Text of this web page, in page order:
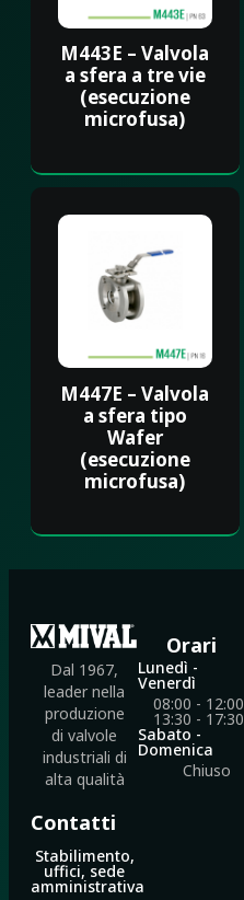
M443E – Valvola
a sfera a tre vie
(esecuzione
microfusa)
M447E – Valvola
a sfera tipo
Wafer
(esecuzione
microfusa)
Dal 1967,
leader nella
produzione
di valvole
industriali di
alta qualità
Contatti
Stabilimento,
uffici, sede
amministrativa
Orari
Lunedì -
Venerdì
08:00 - 12:00
13:30 - 17:30
Sabato -
Domenica
Chiuso